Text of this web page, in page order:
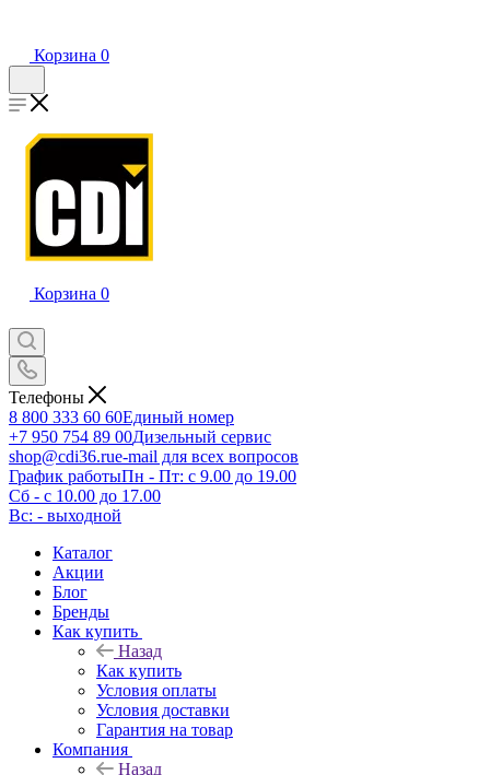
Корзина 0
Корзина 0
Телефоны
8 800 333 60 60Единый номер
+7 950 754 89 00Дизельный сервис
shop@cdi36.rue-mail для всех вопросов
График работыПн - Пт: с 9.00 до 19.00
Сб - с 10.00 до 17.00
Вс: - выходной
Каталог
Акции
Блог
Бренды
Как купить
Назад
Как купить
Условия оплаты
Условия доставки
Гарантия на товар
Компания
Назад